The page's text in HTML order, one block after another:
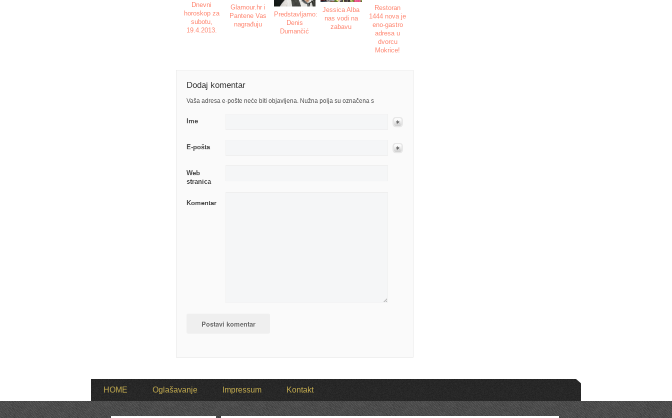
Dnevni
horoskop za
subotu,
19.4.2013.
Glamour.hr i
Pantene Vas
nagrađuju
Predstavljamo:
Denis
Dumančić
Jessica Alba
nas vodi na
zabavu
Restoran
1444 nova je
eno-gastro
adresa u
dvorcu
Mokrice!
Dodaj komentar
Vaša adresa e-pošte neće biti objavljena. Nužna polja su označena s
Ime
E-pošta
Web
stranica
Komentar
HOME Oglašavanje Impressum Kontakt